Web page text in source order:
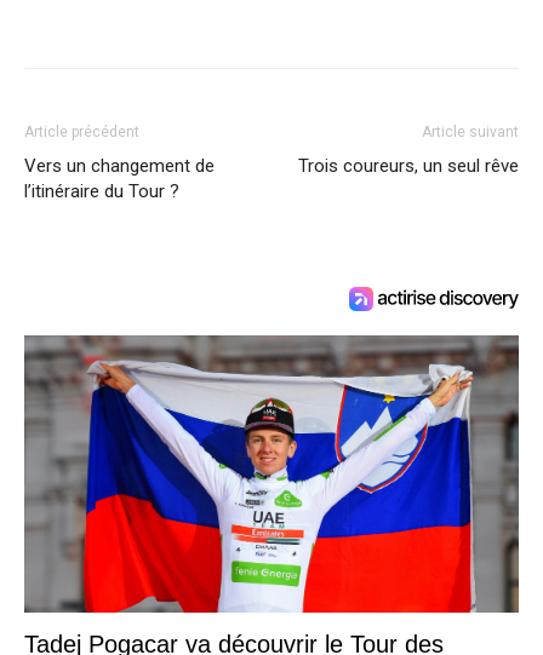
Article précédent
Vers un changement de
l’itinéraire du Tour ?
Article suivant
Trois coureurs, un seul rêve
Tadej Pogacar va découvrir le Tour des